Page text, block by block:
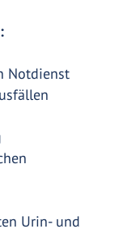
Notdienst
Urin- und